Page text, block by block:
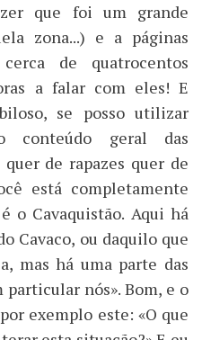
que foi um grande
zona...) e a páginas
de quatrocentos
a falar com eles! E
se posso utilizar
conteúdo geral das
de rapazes quer de
está completamente
o Cavaquistão. Aqui há
Cavaco, ou daquilo que
mas há uma parte das
particular nós». Bom, e o
exemplo este: «O que